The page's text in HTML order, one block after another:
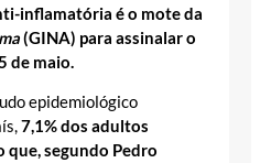
inflamatória é o mote da
(GINA) para assinalar o
de maio.
epidemiológico
7,1% dos adultos
que, segundo Pedro